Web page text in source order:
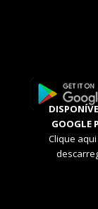
GOOGLE
Clique